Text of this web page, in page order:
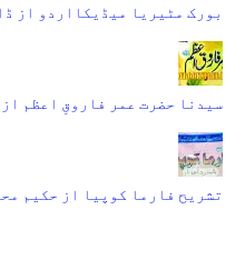
بورک مٹیریا میڈیکااردو از
سیدنا حضرت عمر فاروقِ اعظم
تشریح فارما کوپیا از حکیم